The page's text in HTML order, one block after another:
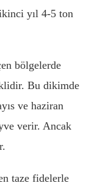
yıl 4-5 ton
bölgelerde
Bu dikimde
ve haziran
verir. Ancak
taze fidelerle